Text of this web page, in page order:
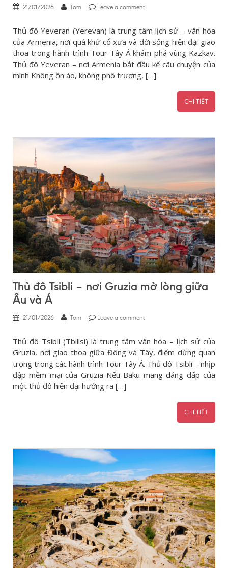
21/01/2026 Tom Leave a comment
Thủ đô Yeveran (Yerevan) là trung tâm lịch sử – văn hóa
của Armenia, nơi quá khứ cổ xưa và đời sống hiện đại giao
thoa trong hành trình Tour Tây Á khám phá vùng Kazkav.
Thủ đô Yeveran – nơi Armenia bắt đầu kể câu chuyện của
mình Không ồn ào, không phô trương, […]
CHI TIẾT
Thủ đô Tsibli – nơi Gruzia mở lòng giữa
Âu và Á
21/01/2026 Tom Leave a comment
Thủ đô Tsibli (Tbilisi) là trung tâm văn hóa – lịch sử của
Gruzia, nơi giao thoa giữa Đông và Tây, điểm dừng quan
trọng trong các hành trình Tour Tây Á. Thủ đô Tsibli – nhịp
đập mềm mại của Gruzia Nếu Baku mang dáng dấp của
một thủ đô hiện đại hướng ra […]
CHI TIẾT